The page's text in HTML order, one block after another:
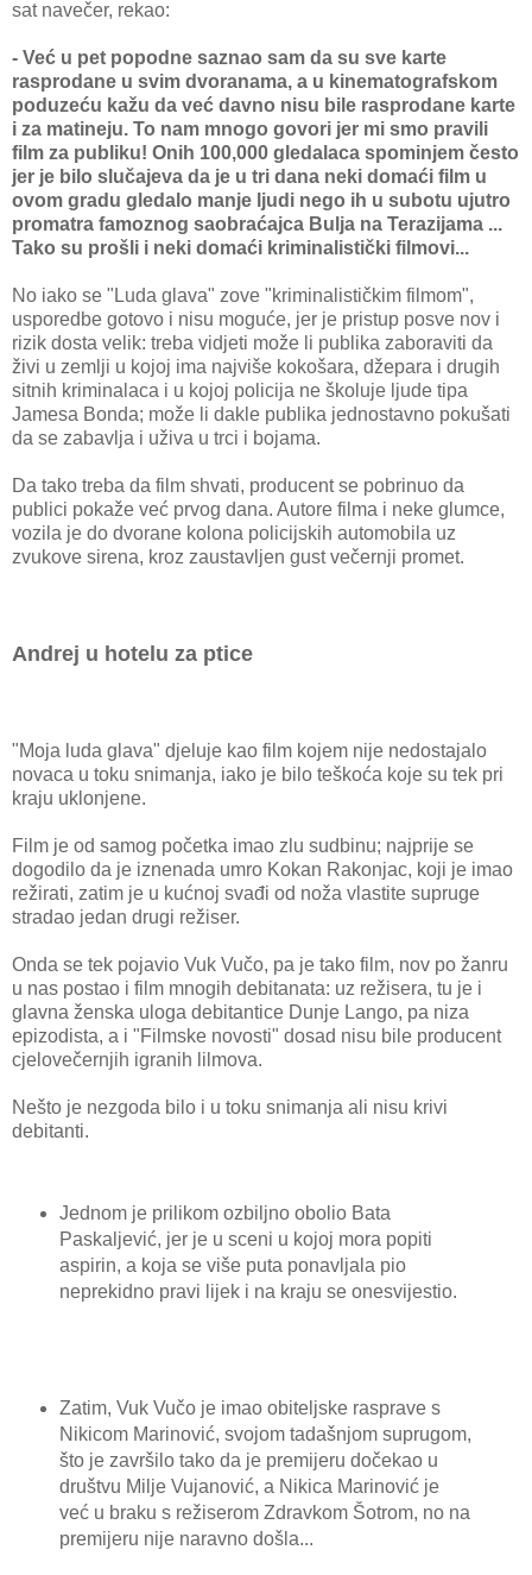
sat navečer, rekao:
- Već u pet popodne saznao sam da su sve karte
rasprodane u svim dvoranama, a u kinematografskom
poduzeću kažu da već davno nisu bile rasprodane karte
i za matineju. To nam mnogo govori jer mi smo pravili
film za publiku! Onih 100,000 gledalaca spominjem često
jer je bilo slučajeva da je u tri dana neki domaći film u
ovom gradu gledalo manje ljudi nego ih u subotu ujutro
promatra famoznog saobraćajca Bulja na Terazijama ...
Tako su prošli i neki domaći kriminalistički filmovi...
No iako se "Luda glava" zove "kriminalističkim filmom",
usporedbe gotovo i nisu moguće, jer je pristup posve nov i
rizik dosta velik: treba vidjeti može li publika zaboraviti da
živi u zemlji u kojoj ima najviše kokošara, džepara i drugih
sitnih kriminalaca i u kojoj policija ne školuje ljude tipa
Jamesa Bonda; može li dakle publika jednostavno pokušati
da se zabavlja i uživa u trci i bojama.
Da tako treba da film shvati, producent se pobrinuo da
publici pokaže već prvog dana. Autore filma i neke glumce,
vozila je do dvorane kolona policijskih automobila uz
zvukove sirena, kroz zaustavljen gust večernji promet.
Andrej u hotelu za ptice
"Moja luda glava" djeluje kao film kojem nije nedostajalo
novaca u toku snimanja, iako je bilo teškoća koje su tek pri
kraju uklonjene.
Film je od samog početka imao zlu sudbinu; najprije se
dogodilo da je iznenada umro Kokan Rakonjac, koji je imao
režirati, zatim je u kućnoj svađi od noža vlastite supruge
stradao jedan drugi režiser.
Onda se tek pojavio Vuk Vučo, pa je tako film, nov po žanru
u nas postao i film mnogih debitanata: uz režisera, tu je i
glavna ženska uloga debitantice Dunje Lango, pa niza
epizodista, a i "Filmske novosti" dosad nisu bile producent
cjelovečernjih igranih lilmova.
Nešto je nezgoda bilo i u toku snimanja ali nisu krivi
debitanti.
Jednom je prilikom ozbiljno obolio Bata
Paskaljević, jer je u sceni u kojoj mora popiti
aspirin, a koja se više puta ponavljala pio
neprekidno pravi lijek i na kraju se onesvijestio.
Zatim, Vuk Vučo je imao obiteljske rasprave s
Nikicom Marinović, svojom tadašnjom suprugom,
što je završilo tako da je premijeru dočekao u
društvu Milje Vujanović, a Nikica Marinović je
već u braku s režiserom Zdravkom Šotrom, no na
premijeru nije naravno došla...